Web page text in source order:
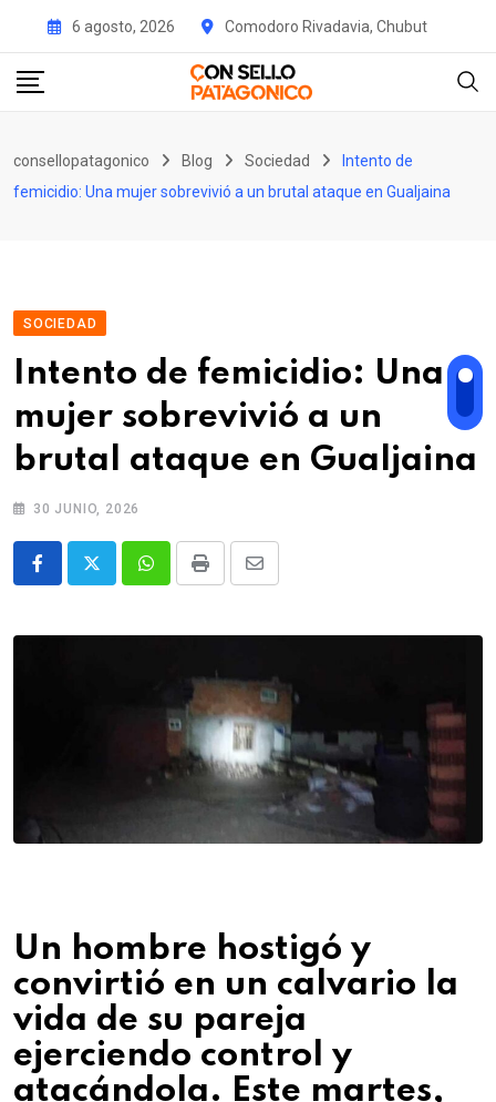
content
6 agosto, 2026 Comodoro Rivadavia, Chubut
consellopatagonico Blog Sociedad
Intento de
femicidio: Una mujer sobrevivió a un brutal ataque en Gualjaina
SOCIEDAD
Intento de femicidio: Una
mujer sobrevivió a un
brutal ataque en Gualjaina
30 JUNIO, 2026
WhatsappPrint
Share
Email
Un hombre hostigó y
convirtió en un calvario la
vida de su pareja
ejerciendo control y
atacándola. Este martes,